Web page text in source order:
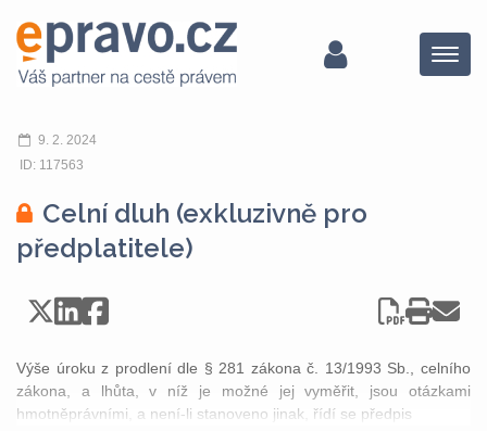
Menu
9. 2. 2024
ID: 117563
Celní dluh (exkluzivně pro
předplatitele)
Výše úroku z prodlení dle § 281 zákona č. 13/1993 Sb., celního
zákona, a lhůta, v níž je možné jej vyměřit, jsou otázkami
hmotněprávními, a není-li stanoveno jinak, řídí se předpis